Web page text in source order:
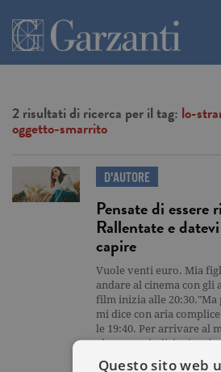
2 risultati di ricerca per il tag: lo-
oggetto-smarrito
D'AUTORE
Pensate di
Rallentate e
capire
Vuole venti euro. Mia
andare al cinema con gli
film inizia alle 20:30."Ma
mi dice con aria
le 19:40. Per arrivare al
almeno quindici minuti,
chiedo - come…
Questo sito web